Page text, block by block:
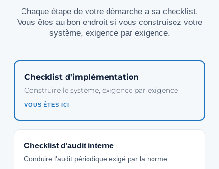
Chaque étape de votre démarche a sa checklist.
Vous êtes au bon endroit si vous construisez votre
système, exigence par exigence.
Checklist d'implémentation
Construire le système, exigence par exigence
VOUS ÊTES ICI
Checklist d'audit interne
Conduire l'audit périodique exigé par la norme